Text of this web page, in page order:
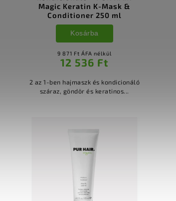
Magic Keratin K-Mask &
Conditioner 250 ml
9 871 Ft ÁFA nélkül
12 536 Ft
Kosárba
2 az 1-ben hajmaszk és kondicionáló
száraz, göndör és keratinos...